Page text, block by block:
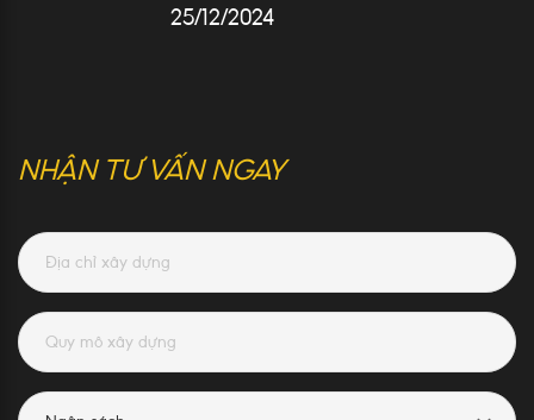
năm 2025 cho gia chủ tuổi trẻ
25/12/2024
NHẬN TƯ VẤN NGAY